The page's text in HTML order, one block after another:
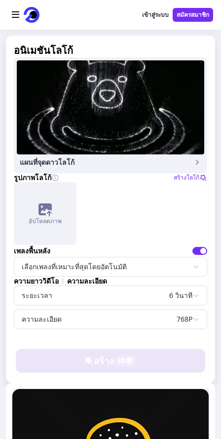
หน้าแรก
วิดีโอ AI
เครื่องมือ AI
ราคา
เข้าสู่ระบบ สมัครสมาชิก
อนิเมชันโลโก้
แผนที่จุดดาวโลโก้
รูปภาพโลโก้
สร้างโลโก้
อัปโหลดภาพ
เพลงพื้นหลัง
เลือกเพลงที่เหมาะที่สุดโดยอัตโนมัติ
ความยาววิดีโอ
ความละเอียด
ระยะเวลา
6 วินาที
ความละเอียด 768P
สร้าง